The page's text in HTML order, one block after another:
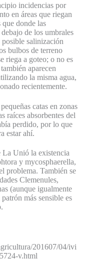
incidencias por
en áreas que riegan
que donde las
de los umbrales
salinización
bulbos de terreno
riega a goteo; o no es
aparecen
la misma agua,
recientemente.
catas en zonas
raíces absorbentes del
perdido, por lo que
estar ahí.
La Unió la existencia
y mycosphaerella,
problema. También se
Clemenules,
(aunque igualmente
más sensible es
201607/04/ivi
v.html